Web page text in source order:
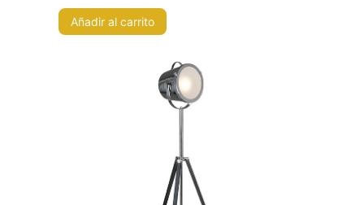
Añadir al carrito